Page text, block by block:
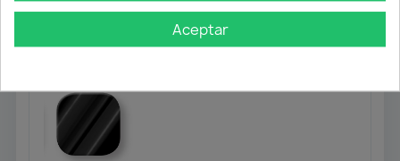
Importante:producto indicadosolo para
puertas correderas de armario
Aceptar